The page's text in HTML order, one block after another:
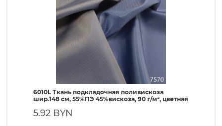
6010L Ткань подкладочная поливискоза
шир.148 см, 55%ПЭ 45%вискоза, 90 г/м², цветная
5.92 BYN